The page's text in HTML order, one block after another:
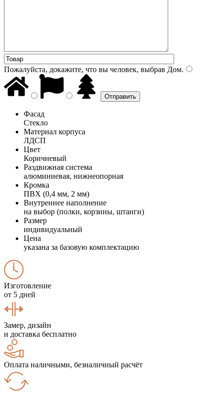
Пожалуйста, докажите, что вы человек, выбрав Дом.
Фасад
Стекло
Материал корпуса
ЛДСП
Цвет
Коричневый
Раздвижная система
алюминиевая, нижнеопорная
Кромка
ПВХ (0,4 мм, 2 мм)
Внутреннее наполнение
на выбор (полки, корзины, штанги)
Размер
индивидуальный
Цена
указана за базовую комплектацию
Изготовление
от 5 дней
Замер, дизайн
и доставка бесплатно
Оплата наличными, безналичный расчёт